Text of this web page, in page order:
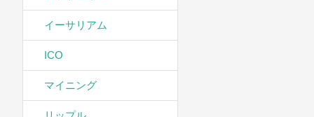
イーサリアム
ICO
マイニング